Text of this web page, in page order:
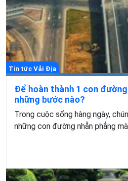
Tin tức Vải Địa
Để hoàn thành 1 con
những bước nào?
Trong cuộc sống hàng ngày,
những con đường nhẵn phẳng